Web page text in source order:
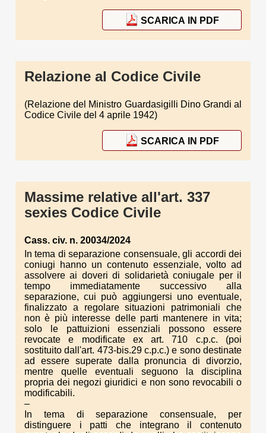
SCARICA IN PDF
Relazione al Codice Civile
(Relazione del Ministro Guardasigilli Dino Grandi al
Codice Civile del 4 aprile 1942)
SCARICA IN PDF
Massime relative all'art. 337
sexies Codice Civile
Cass. civ. n. 20034/2024
In tema di separazione consensuale, gli accordi dei
coniugi hanno un contenuto essenziale, volto ad
assolvere ai doveri di solidarietà coniugale per il
tempo immediatamente successivo alla
separazione, cui può aggiungersi uno eventuale,
finalizzato a regolare situazioni patrimoniali che
non è più interesse delle parti mantenere in vita;
solo le pattuizioni essenziali possono essere
revocate e modificate ex art. 710 c.p.c. (poi
sostituito dall'art. 473-bis.29 c.p.c.) e sono destinate
ad essere superate dalla pronuncia di divorzio,
mentre quelle eventuali seguono la disciplina
propria dei negozi giuridici e non sono revocabili o
modificabili.
–
In tema di separazione consensuale, per
distinguere i patti che integrano il contenuto